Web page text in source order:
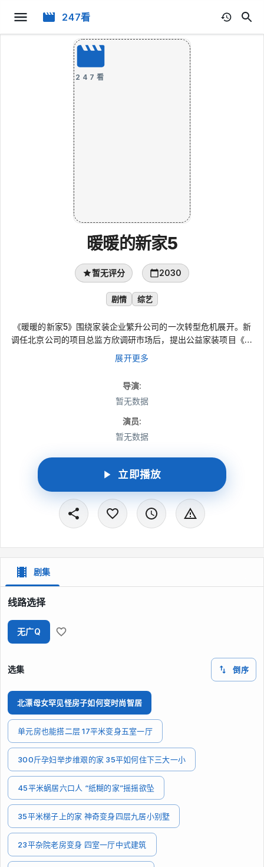
247看
247看
暖暖的新家5
暂无评分 2030
剧情 综艺
《暖暖的新家5》围绕家装企业繁升公司的一次转型危机展开。新
调任北京公司的项目总监方欣调研市场后，提出公益家装项目《暖
暖的家》。总经理杨瑞敏牵线魏名工作室合作，却让方欣与前夫、
首席设计师魏艾再度共事。两人在为不同家庭改造空间时，看见北
系，重新理解包容与陪伴。
展开更多
导演:
暂无数据
演员:
暂无数据
立即播放
剧集
线路选择
无广Q
选集 倒序
北漂母女罕见怪房子如何变时尚智居
单元房也能搭二层 17平米变身五室一厅
300斤孕妇举步维艰的家 35平如何住下三大一小
45平米蜗居六口人 “纸糊的家”摇摇欲坠
35平米梯子上的家 神奇变身四层九居小别墅
23平杂院老房变身 四室一厅中式建筑